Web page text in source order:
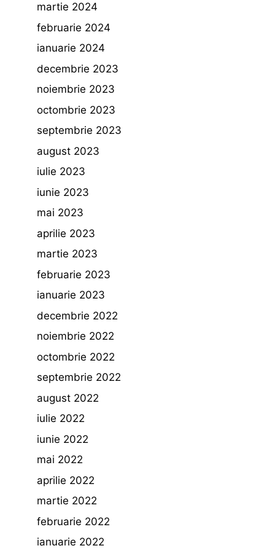
martie 2024
februarie 2024
ianuarie 2024
decembrie 2023
noiembrie 2023
octombrie 2023
septembrie 2023
august 2023
iulie 2023
iunie 2023
mai 2023
aprilie 2023
martie 2023
februarie 2023
ianuarie 2023
decembrie 2022
noiembrie 2022
octombrie 2022
septembrie 2022
august 2022
iulie 2022
iunie 2022
mai 2022
aprilie 2022
martie 2022
februarie 2022
ianuarie 2022